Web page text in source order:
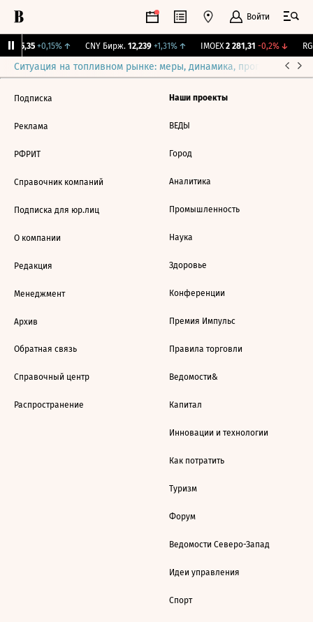
Войти
115,35 +0,15%↑ CNY Бирж. 12,239 +1,31%↑ IMOEX 2 281,31 -0,2%↓
Ситуация на топливном рынке: меры, динамика, прогнозы
Подписка
Реклама
РФРИТ
Справочник компаний
Подписка для юр.лиц
О компании
Редакция
Менеджмент
Архив
Обратная связь
Справочный центр
Распространение
Наши проекты
ВЕДЫ
Город
Аналитика
Промышленность
Наука
Здоровье
Конференции
Премия Импульс
Правила торговли
Ведомости&
Капитал
Инновации и технологии
Как потратить
Туризм
Форум
Ведомости Северо-Запад
Идеи управления
Спорт